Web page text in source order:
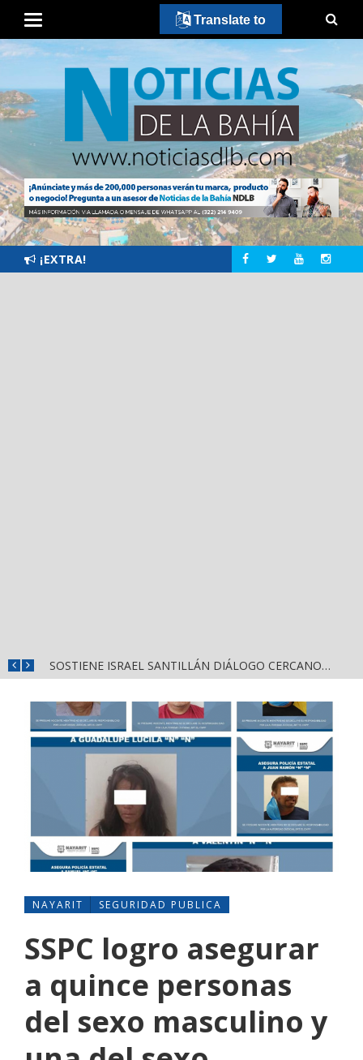
¡EXTRA!
SOSTIENE ISRAEL SANTILLÁN DIÁLOGO CERCANO CON HABITANTES DE LA CALLE 2 DE OCTUBRE
NAYARIT SEGURIDAD PUBLICA
SSPC logro asegurar
a quince personas
del sexo masculino y
Translate to